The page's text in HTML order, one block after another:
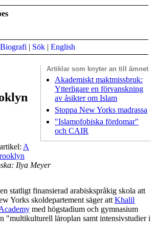
Biografi | Sök | English
Artiklar som knyter an till ämnet
Akademiskt maktmissbruk:
Ytterligare en förvanskning
av åsikter om Islam
Stoppa New Yorks madrassa
"Islamofobiska fördomar"
och CAIR
A
Ilya Meyer
statligt finansierad arabiskspråkig skola att
Yorks skoldepartement säger att Khalil
med högstadium och gymnasium
"multikulturell läroplan samt intensivstudier i